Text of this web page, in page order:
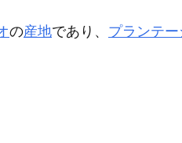
の産地であり、 プランテ